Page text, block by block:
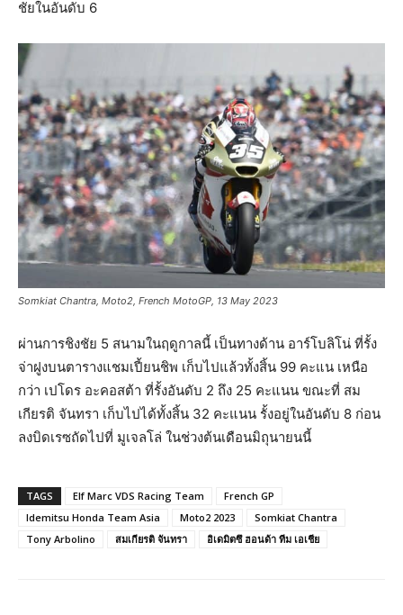
ชัยในอันดับ 6
Somkiat Chantra, Moto2, French MotoGP, 13 May 2023
ผ่านการชิงชัย 5 สนามในฤดูกาลนี้ เป็นทางด้าน อาร์โบลิโน่ ที่รั้ง
จ่าฝูงบนตารางแชมเปี้ยนชิพ เก็บไปแล้วทั้งสิ้น 99 คะแน เหนือ
กว่า เปโดร อะคอสต้า ที่รั้งอันดับ 2 ถึง 25 คะแนน ขณะที่ สม
เกียรติ จันทรา เก็บไปได้ทั้งสิ้น 32 คะแนน รั้งอยู่ในอันดับ 8 ก่อน
ลงบิดเรซถัดไปที่ มูเจลโล่ ในช่วงต้นเดือนมิถุนายนนี้
TAGS Elf Marc VDS Racing Team
French GP
Idemitsu Honda Team Asia
Moto2 2023
Somkiat Chantra
Tony Arbolino
สมเกียรติ จันทรา อิเดมิตซึ ฮอนด้า ทีม เอเชีย